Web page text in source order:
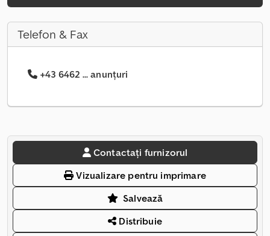
Telefon & Fax
+43 6462 ... anunțuri
Contactați furnizorul
Vizualizare pentru imprimare
Salvează
Distribuie